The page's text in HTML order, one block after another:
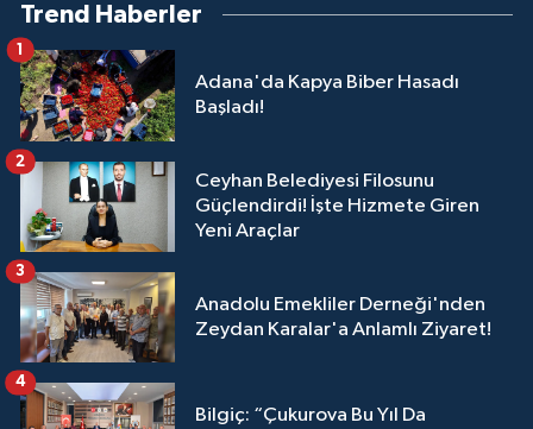
Trend Haberler
Adana'da Kapya Biber Hasadı
Başladı!
1
Ceyhan Belediyesi Filosunu
Güçlendirdi! İşte Hizmete Giren
Yeni Araçlar
2
Anadolu Emekliler Derneği'nden
Zeydan Karalar'a Anlamlı Ziyaret!
3
Bilgiç: “Çukurova Bu Yıl Da
4